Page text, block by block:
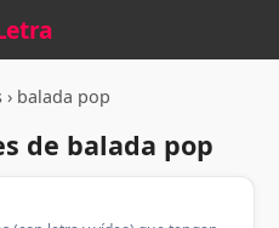
› balada pop
de balada pop